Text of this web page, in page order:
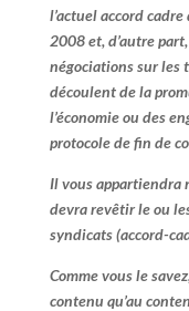
l’actuel accord
2008 et, d’autre
négociations sur les
découlent de la
l’économie ou des
protocole de fin de
Il vous appartiendra
devra revêtir le ou
syndicats (accord-
Comme vous le
contenu qu’au